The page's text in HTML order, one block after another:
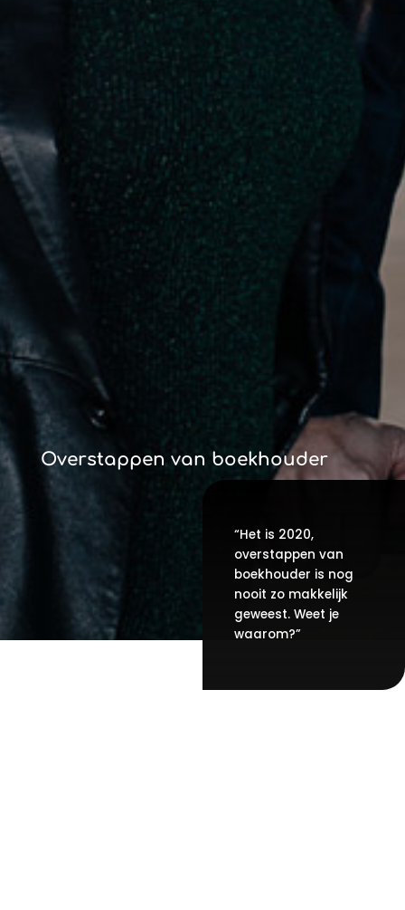
Overstappen van boekhouder
“Het is 2020,
overstappen van
boekhouder is nog
nooit zo makkelijk
geweest. Weet je
waarom?”